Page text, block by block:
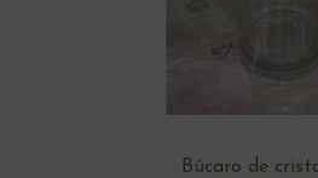
Búcaro de